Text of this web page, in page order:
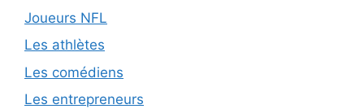
Joueurs NFL
Les athlètes
Les comédiens
Les entrepreneurs